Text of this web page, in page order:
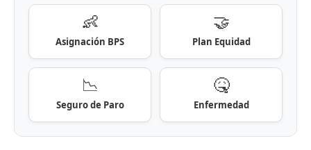
👶
Asignación BPS
🤝
Plan Equidad
📉
Seguro de Paro
🤒
Enfermedad